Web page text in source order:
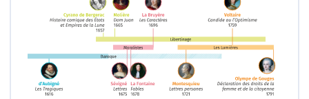
Frise interactive